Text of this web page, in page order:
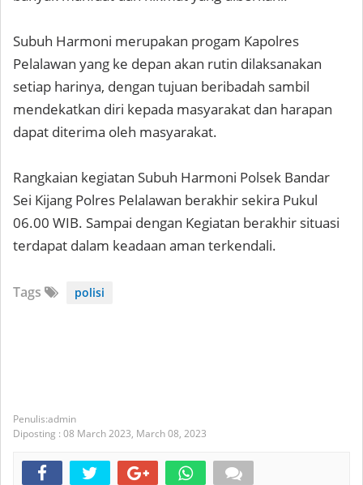
Subuh Harmoni merupakan progam Kapolres
Pelalawan yang ke depan akan rutin dilaksanakan
setiap harinya, dengan tujuan beribadah sambil
mendekatkan diri kepada masyarakat dan harapan
dapat diterima oleh masyarakat.
Rangkaian kegiatan Subuh Harmoni Polsek Bandar
Sei Kijang Polres Pelalawan berakhir sekira Pukul
06.00 WIB. Sampai dengan Kegiatan berakhir situasi
terdapat dalam keadaan aman terkendali.
Tags polisi
admin
Diposting : 08 March 2023, March 08, 2023